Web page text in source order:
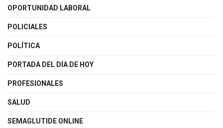
OPORTUNIDAD LABORAL
POLICIALES
POLÍTICA
PORTADA DEL DÍA DE HOY
PROFESIONALES
SALUD
SEMAGLUTIDE ONLINE